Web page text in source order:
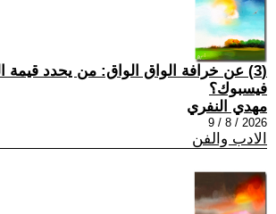
(3) عن خرافة الواق الواق: من يحدد
فيسبوك؟
مهدي النفري
2026 / 8 / 9
الادب والفن